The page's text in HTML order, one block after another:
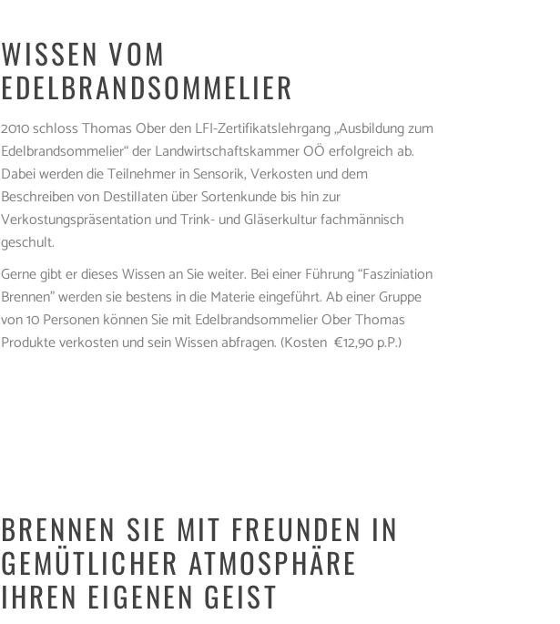
WISSEN VOM
EDELBRANDSOMMELIER
2010 schloss Thomas Ober den LFI-Zertifikatslehrgang „Ausbildung zum
Edelbrandsommelier“ der Landwirtschaftskammer OÖ erfolgreich ab.
Dabei werden die Teilnehmer in Sensorik, Verkosten und dem
Beschreiben von Destillaten über Sortenkunde bis hin zur
Verkostungspräsentation und Trink- und Gläserkultur fachmännisch
geschult.
Gerne gibt er dieses Wissen an Sie weiter. Bei einer Führung “Fasziniation
Brennen” werden sie bestens in die Materie eingeführt. Ab einer Gruppe
von 10 Personen können Sie mit Edelbrandsommelier Ober Thomas
Produkte verkosten und sein Wissen abfragen. (Kosten €12,90 p.P.)
BRENNEN SIE MIT FREUNDEN IN
GEMÜTLICHER ATMOSPHÄRE
IHREN EIGENEN GEIST